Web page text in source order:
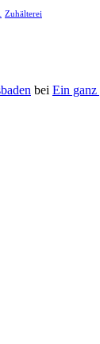
Zuhälterei
bei Ein ganz